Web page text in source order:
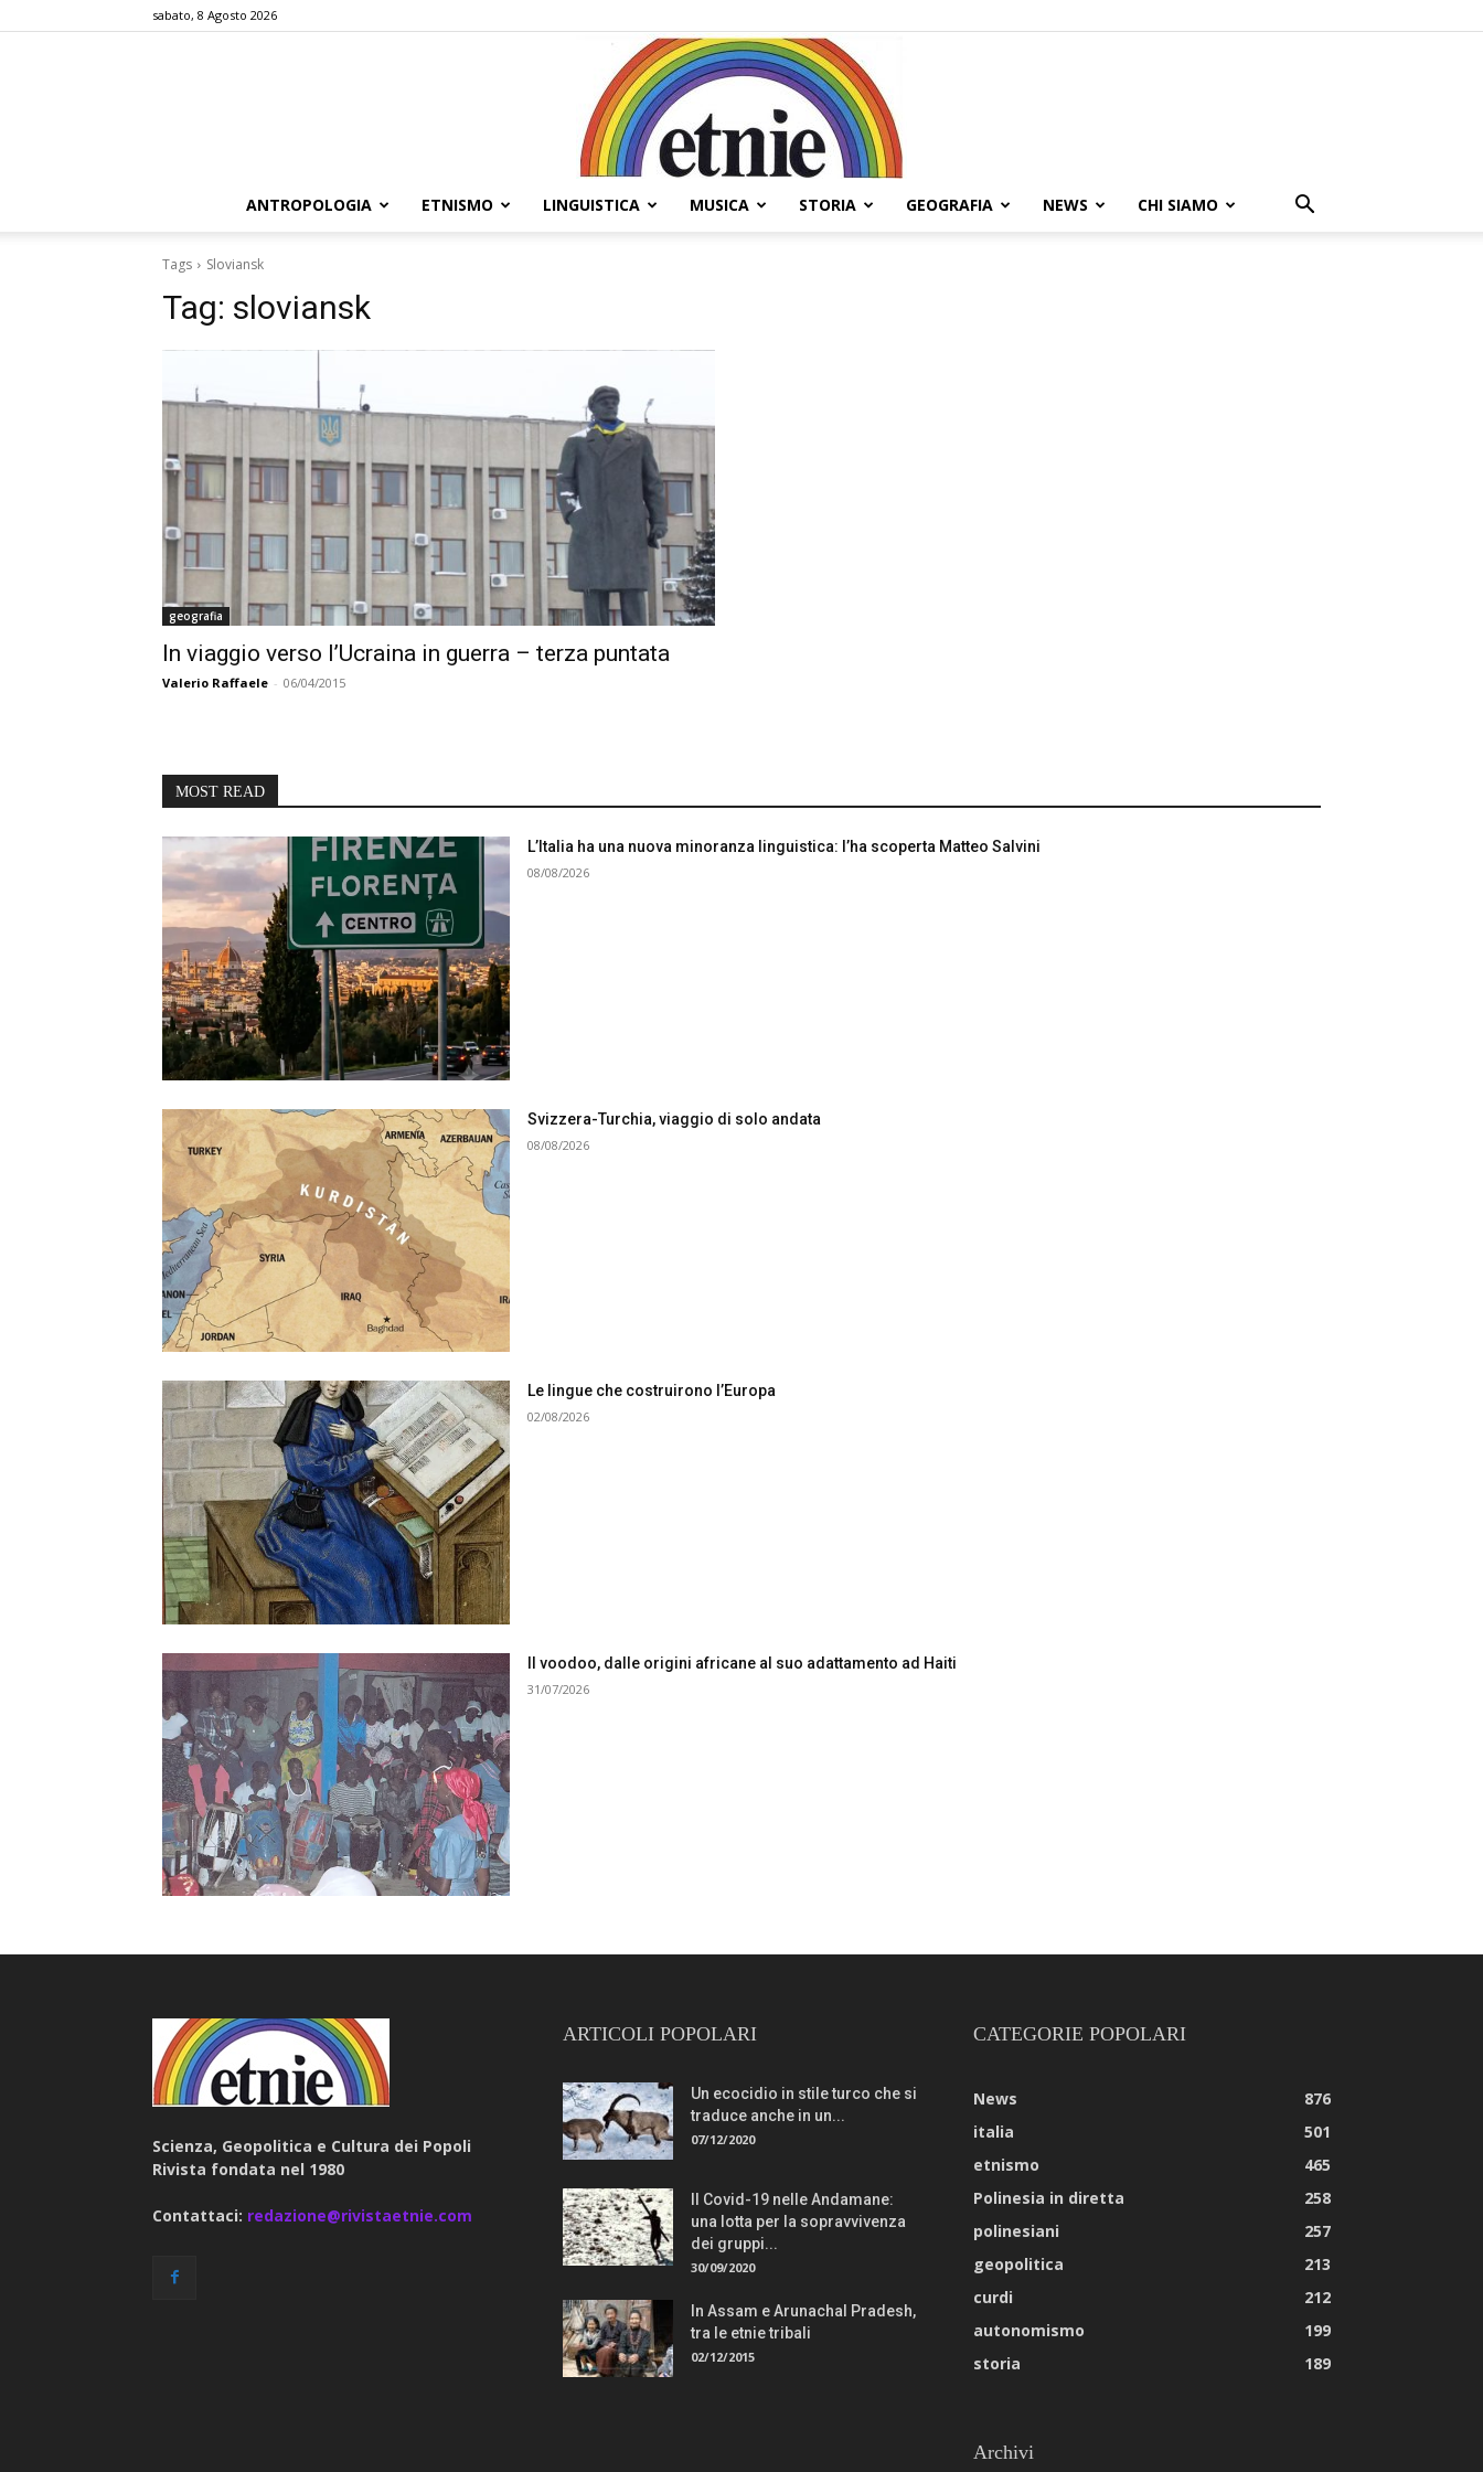
sabato, 8 Agosto 2026
ANTROPOLOGIA ETNISMO LINGUISTICA MUSICA STORIA GEOGRAFIA NEWS CHI SIAMO
Tags Sloviansk
Tag: sloviansk
geografia
In viaggio verso l’Ucraina in guerra – terza puntata
Valerio Raffaele - 06/04/2015
MOST READ
L’Italia ha una nuova minoranza linguistica: l’ha scoperta Matteo Salvini
08/08/2026
Svizzera-Turchia, viaggio di solo andata
08/08/2026
Le lingue che costruirono l’Europa
02/08/2026
Il voodoo, dalle origini africane al suo adattamento ad Haiti
31/07/2026
Scienza, Geopolitica e Cultura dei Popoli
Rivista fondata nel 1980
Contattaci: redazione@rivistaetnie.com
ARTICOLI POPOLARI
Un ecocidio in stile turco che si
traduce anche in un...
07/12/2020
Il Covid-19 nelle Andamane:
una lotta per la sopravvivenza
dei gruppi...
30/09/2020
In Assam e Arunachal Pradesh,
tra le etnie tribali
02/12/2015
CATEGORIE POPOLARI
News
876
italia
501
etnismo
465
Polinesia in diretta
258
polinesiani
257
geopolitica
213
curdi
212
autonomismo
199
storia
189
Archivi